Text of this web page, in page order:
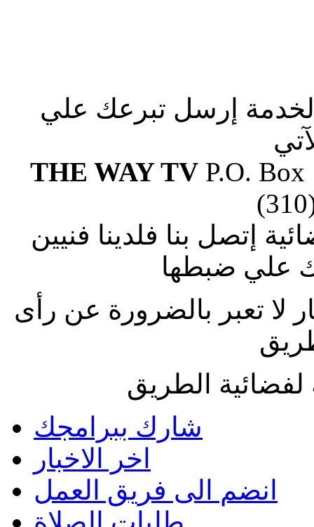
إرسل تبرعك علي
THE WAY TVP.O. Box
إتصل بنا فلدينا فنيين
علي ضبطها
لا تعبر بالضرورة عن رأى
الطريق
شارك ببرامجك
اخر الاخبار
انضم الى فريق العمل